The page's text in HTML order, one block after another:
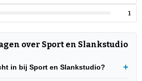
1
over Sport en Slankstudio
in bij Sport en Slankstudio?